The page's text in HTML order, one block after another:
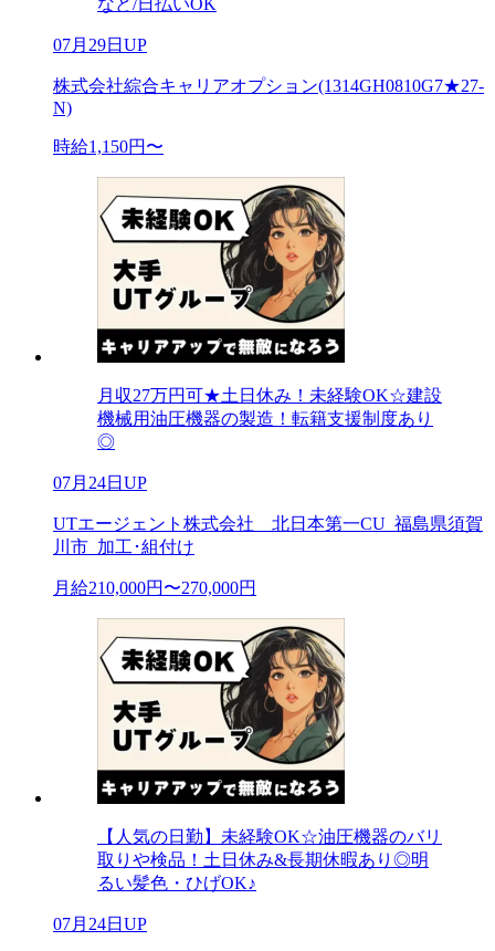
など/日払いOK
07月29日UP
株式会社綜合キャリアオプション(1314GH0810G7★27-
N)
時給1,150円〜
月収27万円可★土日休み！未経験OK☆建設
機械用油圧機器の製造！転籍支援制度あり
◎
07月24日UP
UTエージェント株式会社 北日本第一CU_福島県須賀
川市_加工･組付け
月給210,000円〜270,000円
【人気の日勤】未経験OK☆油圧機器のバリ
取りや検品！土日休み&長期休暇あり◎明
るい髪色・ひげOK♪
07月24日UP